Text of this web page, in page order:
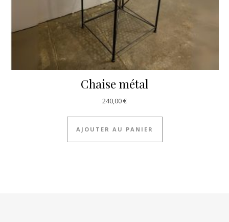
Chaise métal
240,00€
AJOUTER AU PANIER